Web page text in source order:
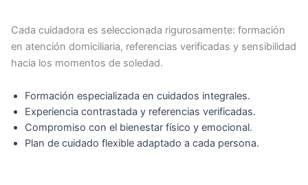
Cada cuidadora es seleccionada rigurosamente: formación
en atención domiciliaria, referencias verificadas y sensibilidad
hacia los momentos de soledad.
Formación especializada en cuidados integrales.
Experiencia contrastada y referencias verificadas.
Compromiso con el bienestar físico y emocional.
Plan de cuidado flexible adaptado a cada persona.